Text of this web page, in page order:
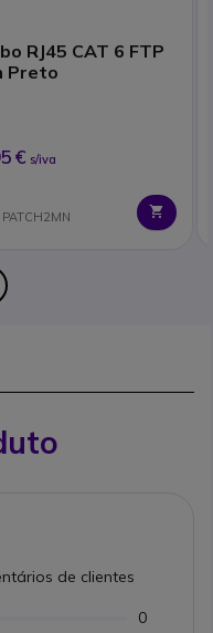
RJ45 CAT 6 FTP
Preto
€ s/iva
PATCH2MN
de clientes
0